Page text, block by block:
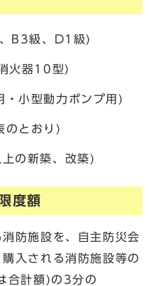
B3級、D1級)
火器10型)
・小型動力ポンプ用)
のとおり)
の新築、改築)
度額
防施設を、自主防災会
入される消防施設等の
合計額)の3分の